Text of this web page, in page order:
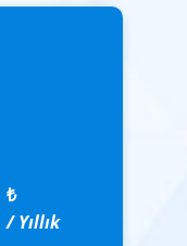
₺
/ Yıllık